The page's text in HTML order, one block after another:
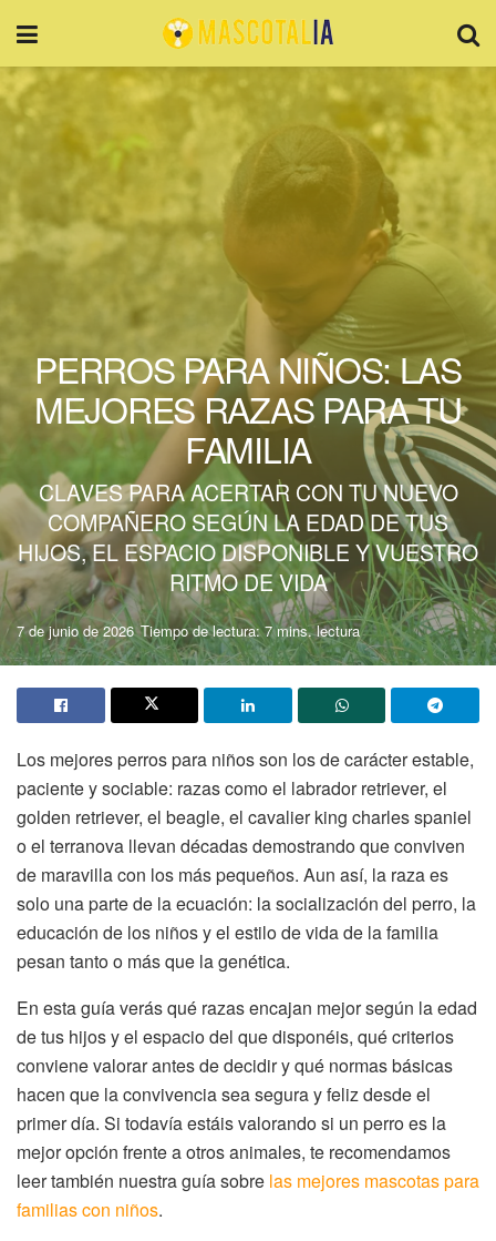
PERROS PARA NIÑOS: LAS
MEJORES RAZAS PARA TU
FAMILIA
CLAVES PARA ACERTAR CON TU NUEVO
COMPAÑERO SEGÚN LA EDAD DE TUS
HIJOS, EL ESPACIO DISPONIBLE Y VUESTRO
RITMO DE VIDA
7 de junio de 2026 Tiempo de lectura: 7 mins. lectura
Los mejores perros para niños son los de carácter estable,
paciente y sociable: razas como el labrador retriever, el
golden retriever, el beagle, el cavalier king charles spaniel
o el terranova llevan décadas demostrando que conviven
de maravilla con los más pequeños. Aun así, la raza es
solo una parte de la ecuación: la socialización del perro, la
educación de los niños y el estilo de vida de la familia
pesan tanto o más que la genética.
En esta guía verás qué razas encajan mejor según la edad
de tus hijos y el espacio del que disponéis, qué criterios
conviene valorar antes de decidir y qué normas básicas
hacen que la convivencia sea segura y feliz desde el
primer día. Si todavía estáis valorando si un perro es la
mejor opción frente a otros animales, te recomendamos
leer también nuestra guía sobre las mejores mascotas para
familias con niños.